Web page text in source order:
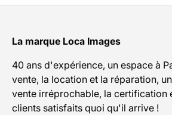
La marque Loca Images
40 ans d'expérience, un espace à
vente, la location et la réparation,
vente irréprochable, la certification
clients satisfaits quoi qu'il arrive !